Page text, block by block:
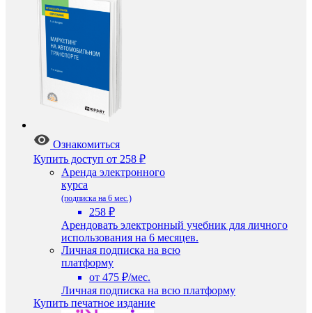
Ознакомиться
Купить доступ от 258 ₽
Аренда электронного
курса
(подписка на 6 мес.)
258 ₽
Арендовать электронный учебник для личного
использования на 6 месяцев.
Личная подписка на всю
платформу
от 475 ₽/мес.
Личная подписка на всю платформу
Купить печатное издание